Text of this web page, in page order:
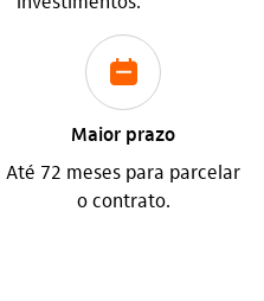
icon-itaufonts_calendario
Maior prazo
Até 72 meses para parcelar
o contrato.